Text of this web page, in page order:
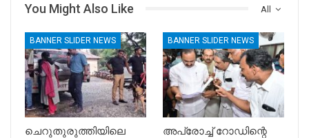
All
You Might Also Like
BANNER SLIDER NEWS
ചെറുതുരുത്തിയിലെ
BANNER SLIDER NEWS
അപ്രോച്ച് റോഡിന്റെ